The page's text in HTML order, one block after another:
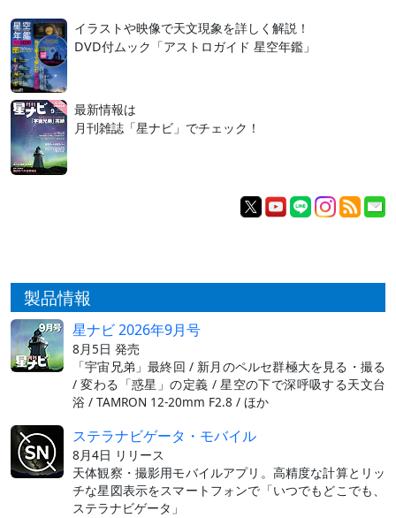
イラストや映像で天文現象を詳しく解説！
DVD付ムック「アストロガイド 星空年鑑」
最新情報は
月刊雑誌「星ナビ」でチェック！
製品情報
星ナビ 2026年9月号
8月5日 発売
「宇宙兄弟」最終回 / 新月のペルセ群極大を見る・撮る
/ 変わる「惑星」の定義 / 星空の下で深呼吸する天文台
浴 / TAMRON 12-20mm F2.8 / ほか
ステラナビゲータ・モバイル
8月4日 リリース
天体観察・撮影用モバイルアプリ。高精度な計算とリッ
チな星図表示をスマートフォンで「いつでもどこでも、
ステラナビゲータ」